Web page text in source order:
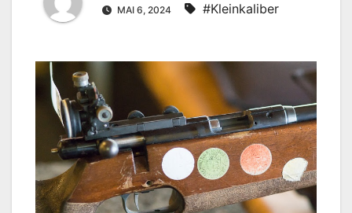
MAI 6, 2024 #Kleinkaliber